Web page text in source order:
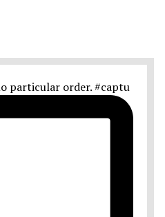
particular order. #captu